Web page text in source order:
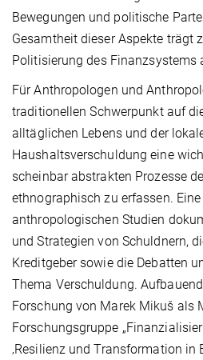
Bewegungen und politische
Gesamtheit dieser Aspekte trägt
Politisierung des Finanzsystems
Für Anthropologen und
traditionellen Schwerpunkt auf
alltäglichen Lebens und der
Haushaltsverschuldung eine
scheinbar abstrakten Prozesse
ethnographisch zu erfassen.
anthropologischen Studien
und Strategien von Schuldnern,
Kreditgeber sowie die Debatten
Thema Verschuldung.
Forschung von Marek Mikuš als
Forschungsgruppe
‚Resilienz und Transformation in